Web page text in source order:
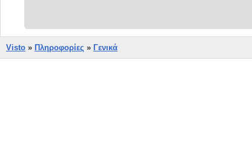
Visto » Πληροφορίες » Γενικά